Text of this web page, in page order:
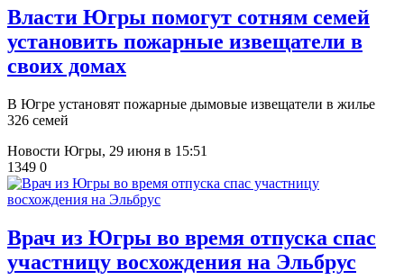
Власти Югры помогут сотням семей
установить пожарные извещатели в
своих домах
В Югре установят пожарные дымовые извещатели в жилье
326 семей
Новости Югры, 29 июня в 15:51
1349 0
Врач из Югры во время отпуска спас
участницу восхождения на Эльбрус